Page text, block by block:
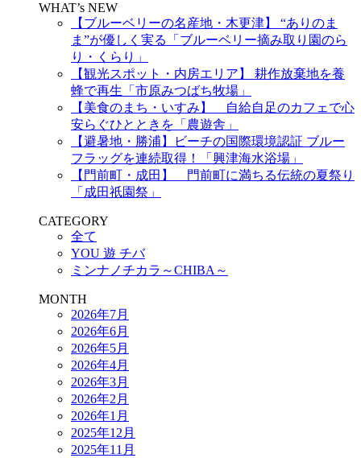
WHAT’s NEW
【ブルーベリーの名産地・木更津】 “ありのま
ま”が優しく実る「ブルーベリー摘み取り園のら
り・くらり」
【観光スポット・内房エリア】 耕作放棄地を養
蜂で再生「市原みつばち牧場」
【美食のまち・いすみ】 自給自足のカフェで心
安らぐひとときを「農遊舎」
【避暑地・勝浦】ビーチの国際環境認証 ブルー
フラッグを連続取得！「興津海水浴場」
【門前町・成田】 門前町に満ちる伝統の夏祭り
「成田祇園祭」
CATEGORY
全て
YOU 遊 チバ
ミンナノチカラ～CHIBA～
MONTH
2026年7月
2026年6月
2026年5月
2026年4月
2026年3月
2026年2月
2026年1月
2025年12月
2025年11月